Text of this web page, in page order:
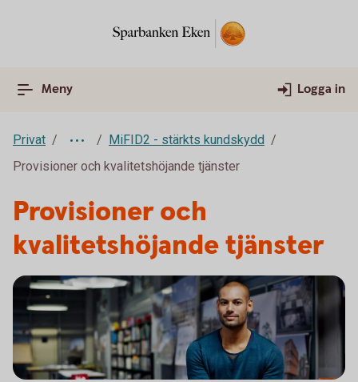
Meny Logga in
Privat
MiFID2 - stärkts kundskydd
Provisioner och kvalitetshöjande tjänster
Provisioner och
kvalitetshöjande tjänster